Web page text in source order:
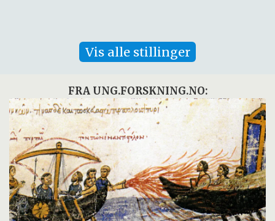
Vis alle stillinger
FRA UNG.FORSKNING.NO: